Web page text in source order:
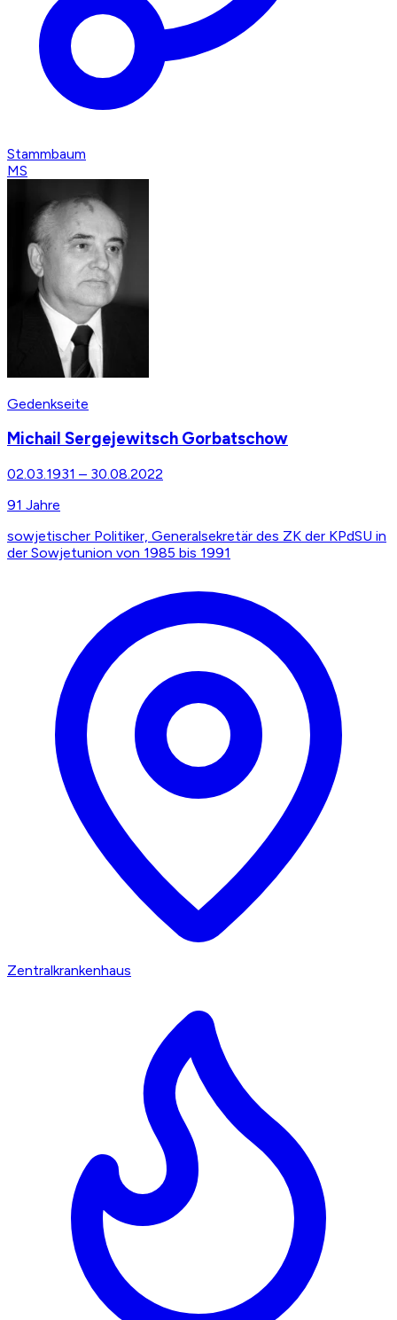
Stammbaum
MS
Gedenkseite
Michail Sergejewitsch Gorbatschow
02.03.1931 – 30.08.2022
91 Jahre
sowjetischer Politiker, Generalsekretär des ZK der KPdSU in
der Sowjetunion von 1985 bis 1991
Zentralkrankenhaus